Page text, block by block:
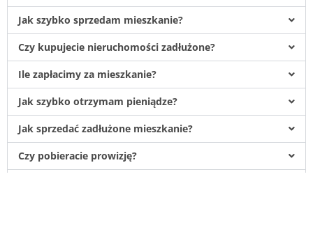
Jak szybko sprzedam mieszkanie?
Czy kupujecie nieruchomości zadłużone?
Ile zapłacimy za mieszkanie?
Jak szybko otrzymam pieniądze?
Jak sprzedać zadłużone mieszkanie?
Czy pobieracie prowizję?